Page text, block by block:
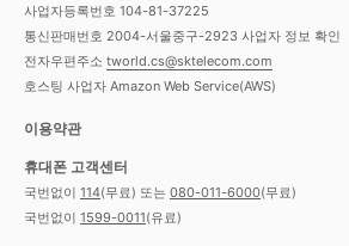
사업자등록번호 104-81-37225
통신판매번호 2004-서울중구-2923 사업자 정보 확인
전자우편주소 tworld.cs@sktelecom.com
호스팅 사업자 Amazon Web Service(AWS)
이용약관
휴대폰 고객센터
국번없이 114(무료) 또는 080-011-6000(무료)
국번없이 1599-0011(유료)